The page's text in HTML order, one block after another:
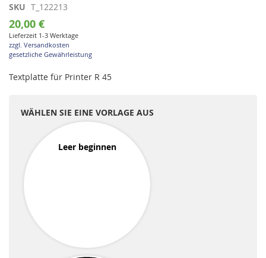
Zum
Anfang
der
Bildgalerie
springen
SKU T_122213
20,00 €
Lieferzeit 1-3 Werktage
zzgl. Versandkosten
gesetzliche Gewährleistung
Textplatte für Printer R 45
WÄHLEN SIE EINE VORLAGE AUS
Leer beginnen